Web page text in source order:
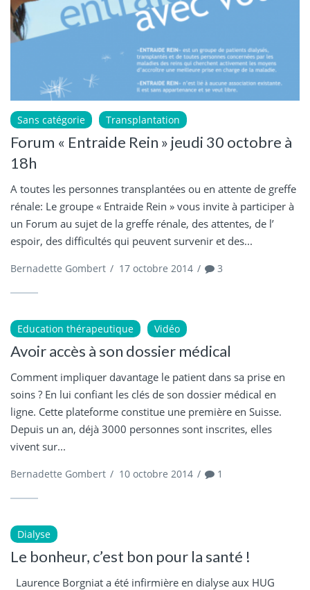
Sans catégorie Transplantation
Forum « Entraide Rein » jeudi 30 octobre à
18h
A toutes les personnes transplantées ou en attente de greffe
rénale: Le groupe « Entraide Rein » vous invite à participer à
un Forum au sujet de la greffe rénale, des attentes, de l’
espoir, des difficultés qui peuvent survenir et des...
Bernadette Gombert / 17 octobre 2014 / 3
Education thérapeutique Vidéo
Avoir accès à son dossier médical
Comment impliquer davantage le patient dans sa prise en
soins ? En lui confiant les clés de son dossier médical en
ligne. Cette plateforme constitue une première en Suisse.
Depuis un an, déjà 3000 personnes sont inscrites, elles
vivent sur...
Bernadette Gombert / 10 octobre 2014 / 1
Dialyse
Le bonheur, c’est bon pour la santé !
Laurence Borgniat a été infirmière en dialyse aux HUG